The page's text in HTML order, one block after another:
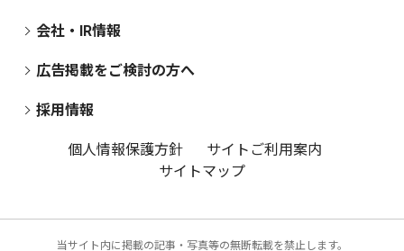
会社・IR情報
広告掲載をご検討の方へ
採用情報
個人情報保護方針
サイトご利用案内
サイトマップ
当サイト内に掲載の記事・写真等の無断転載を禁止します。